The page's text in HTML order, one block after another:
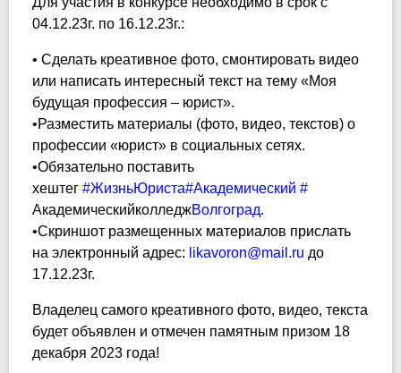
04.12.23г. по 16.12.23г.:
• Сделать креативное фото, смонтировать видео
или написать интересный текст на тему «Моя
будущая профессия – юрист».
•Разместить материалы (фото, видео, текстов) о
профессии «юрист» в социальных сетях.
•Обязательно поставить
хештег #ЖизньЮриста#Академический #
АкадемическийколледжВолгоград.
•Скриншот размещенных материалов прислать
на электронный адрес: likavoron@mail.ru до
17.12.23г.
Владелец самого креативного фото, видео, текста
будет объявлен и отмечен памятным призом 18
декабря 2023 года!